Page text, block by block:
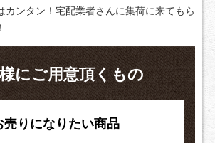
カンタン！ 宅配業者さんに集荷に来てもら
にご用意頂くもの
売りになりたい商品